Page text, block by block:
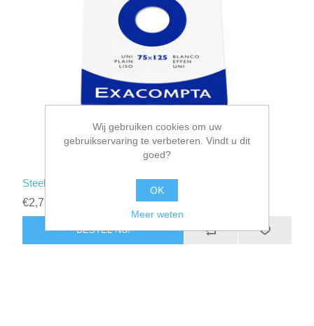
Steekkaarten wit blanco 75 x 125mm
€2,75 incl. BTW
Wij gebruiken cookies om uw
gebruikservaring te verbeteren. Vindt u dit
goed?
OK
Meer weten